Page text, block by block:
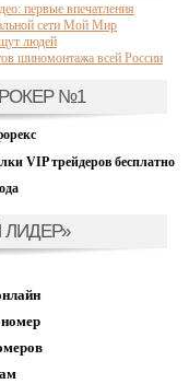
первые впечатления
сети Мой Мир
людей
шиномонтажа всей России
№1
VIP трейдеров бесплатно